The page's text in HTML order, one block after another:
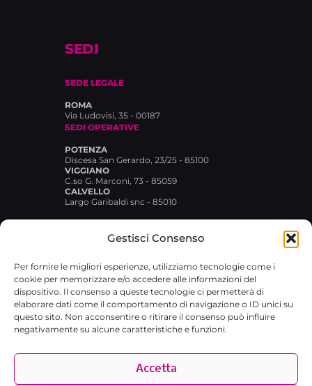
Gestisci Consenso
Per fornire le migliori esperienze, utilizziamo tecnologie come i
cookie per memorizzare e/o accedere alle informazioni del
dispositivo. Il consenso a queste tecnologie ci permetterà di
elaborare dati come il comportamento di navigazione o ID unici su
questo sito. Non acconsentire o ritirare il consenso può influire
negativamente su alcune caratteristiche e funzioni.
Accetta
SEDI
SEDE LEGALE
ROMA
Via Ludovisi, 35 - 00187
SEDI OPERATIVE
POTENZA
Discesa San Gerardo, 23/25 - 85100
VIGGIANO
C.so G. Marconi, 73 - 85059
CALVELLO
Largo Garibaldi snc - 85010
© 2026 Broxlab SRL · P.IVA
02029480767 · REA RM-1751733 ·